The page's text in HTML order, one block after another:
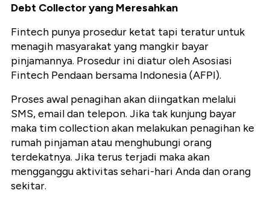
Debt Collector yang Meresahkan
Fintech punya prosedur ketat tapi teratur untuk
menagih masyarakat yang mangkir bayar
pinjamannya. Prosedur ini diatur oleh Asosiasi
Fintech Pendaan bersama Indonesia (AFPI).
Proses awal penagihan akan diingatkan melalui
SMS, email dan telepon. Jika tak kunjung bayar
maka tim collection akan melakukan penagihan ke
rumah pinjaman atau menghubungi orang
terdekatnya. Jika terus terjadi maka akan
mengganggu aktivitas sehari-hari Anda dan orang
sekitar.